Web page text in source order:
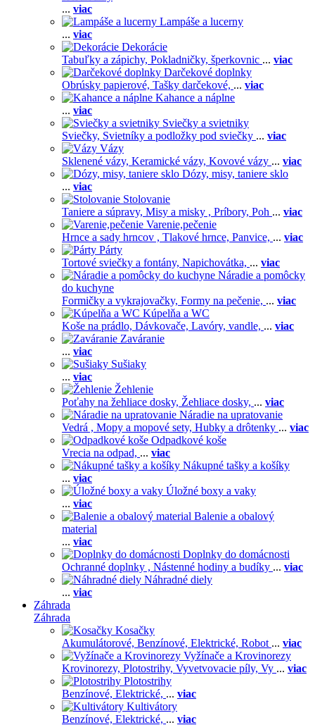
... viac
Lampáše a lucerny
... viac
Dekorácie
Tabuľky a zápichy, Pokladničky, šperkovnic ... viac
Darčekové doplnky
Obrúsky papierové, Tašky darčekové, ... viac
Kahance a náplne
... viac
Sviečky a svietniky
Sviečky, Svietníky a podložky pod sviečky ... viac
Vázy
Sklenené vázy, Keramické vázy, Kovové vázy ... viac
Dózy, misy, taniere sklo
... viac
Stolovanie
Taniere a súpravy, Misy a misky , Príbory, Poh ... viac
Varenie,pečenie
Hrnce a sady hrncov , Tlakové hrnce, Panvice, ... viac
Párty
Tortové sviečky a fontány, Napichovátka, ... viac
Náradie a pomôcky
do kuchyne
Formičky a vykrajovačky, Formy na pečenie, ... viac
Kúpelňa a WC
Koše na prádlo, Dávkovače, Lavóry, vandle, ... viac
Zaváranie
... viac
Sušiaky
... viac
Žehlenie
Poťahy na žehliace dosky, Žehliace dosky, ... viac
Náradie na upratovanie
Vedrá , Mopy a mopové sety, Hubky a drôtenky ... viac
Odpadkové koše
Vrecia na odpad, ... viac
Nákupné tašky a košíky
... viac
Úložné boxy a vaky
... viac
Balenie a obalový
material
... viac
Doplnky do domácnosti
Ochranné doplnky , Nástenné hodiny a budíky ... viac
Náhradné diely
... viac
Záhrada
Záhrada
Kosačky
Akumulátorové, Benzínové, Elektrické, Robot ... viac
Vyžínače a Krovinorezy
Krovinorezy, Plotostrihy, Vyvetvovacie píly, Vy ... viac
Plotostrihy
Benzínové, Elektrické, ... viac
Kultivátory
Benzínové, Elektrické, ... viac